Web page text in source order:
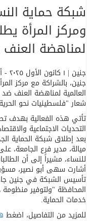
شبكة حماية
ومركز المرأة
لمناهضة العنف
جنين، بالشراكة مع مركز
العالمية لمناهضة العنف
شعار"فلسطينيات نحو
تأتي هذه الفعالية بهدف
التحديات الاجتماعية
بعد إطلاق شبكة الحماية
ميالة، مدير فرع الجامعة،
أشارت سهى أبو نصير،
تأسيس الشبكة في جنين جاء
المحافظة "ولتوفير
خدمات الحماية.
للمزيد من التفاصيل، اضغط